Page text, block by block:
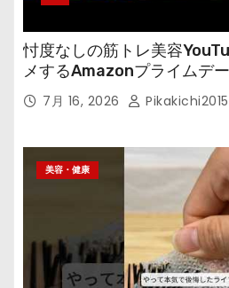
忖度なしの筋トレ美容
メするAmazonプライムデ
の 7月 16, 2026
美容・健康